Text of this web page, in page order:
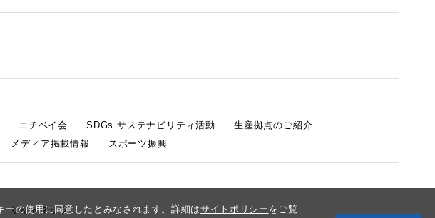
の使用に同意したとみなされます。詳細はサイトポリシー をご覧
ニチベイ会 SDGs サステナビリティ活動
生産拠点のご紹介
メディア掲載情報 スポーツ振興
サイトマップ